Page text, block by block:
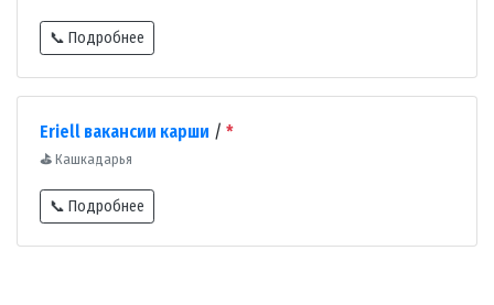
📞 Подробнее
Eriell вакансии карши / *
⛳ Кашкадарья
📞 Подробнее